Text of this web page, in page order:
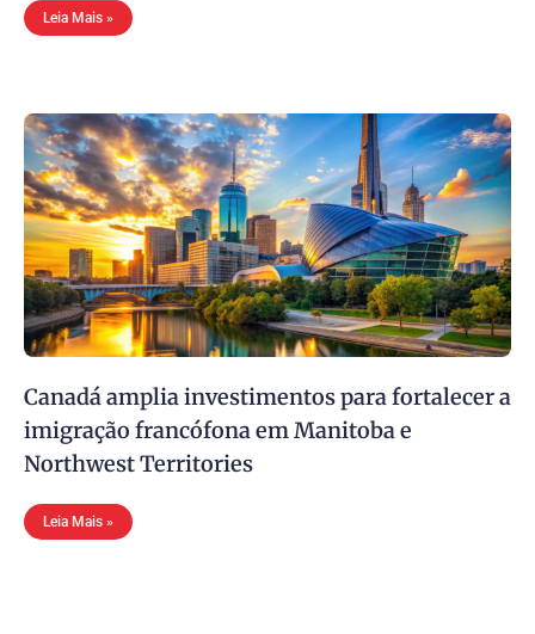
Leia Mais »
Canadá amplia investimentos para fortalecer a
imigração francófona em Manitoba e
Northwest Territories
Leia Mais »